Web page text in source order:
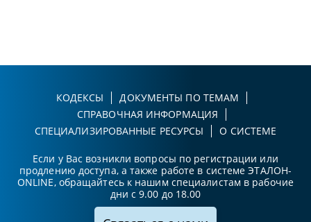
КОДЕКСЫ
ДОКУМЕНТЫ ПО ТЕМАМ
СПРАВОЧНАЯ ИНФОРМАЦИЯ
СПЕЦИАЛИЗИРОВАННЫЕ РЕСУРСЫ
О СИСТЕМЕ
Если у Вас возникли вопросы по регистрации или
продлению доступа, а также работе в системе ЭТАЛОН-
ONLINE, обращайтесь к нашим специалистам в рабочие
дни с 9.00 до 18.00